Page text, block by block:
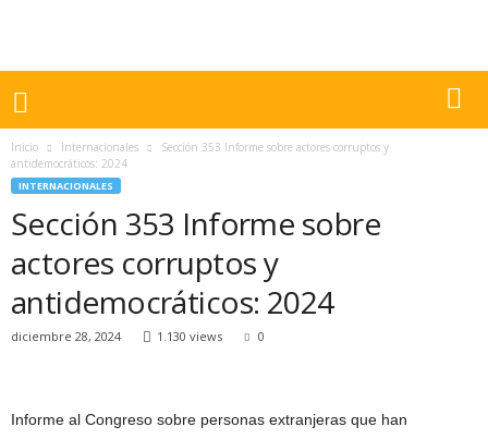
Inicio Internacionales
Sección 353 Informe sobre actores corruptos y
antidemocráticos: 2024
INTERNACIONALES
Sección 353 Informe sobre
actores corruptos y
antidemocráticos: 2024
diciembre 28, 2024 1.130 views 0
Informe al Congreso sobre personas extranjeras que han